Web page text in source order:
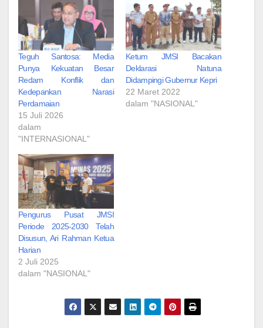
Teguh Santosa: Media
Punya Kekuatan Besar
Redam Konflik dan
Kedepankan Narasi
Perdamaian
15 Juli 2026
dalam
"INTERNASIONAL"
Ketum JMSI Bacakan
Deklarasi Natuna
Didampingi Gubernur Kepri
22 Maret 2022
dalam "NASIONAL"
Pengurus Pusat JMSI
Periode 2025-2030 Telah
Disusun, Ari Rahman Ketua
Harian
2 Juli 2025
dalam "NASIONAL"